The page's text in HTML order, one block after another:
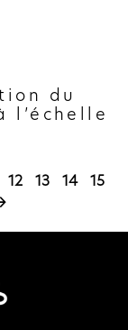
du
l’échelle
12 13 14
15